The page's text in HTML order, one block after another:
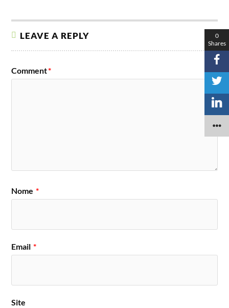
LEAVE A REPLY
Comment*
Nome *
Email *
Site
0
Shares